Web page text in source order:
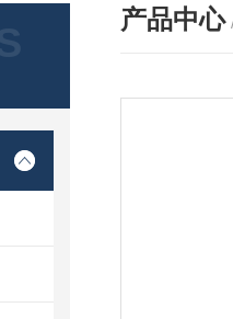
产品中心